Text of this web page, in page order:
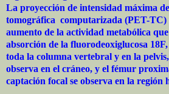
La proyección de intensidad máxima
tomográfica computarizada (PET-TC)
aumento de la actividad metabólica
absorción de la fluorodeoxiglucosa
toda la columna vertebral y en la
observa en el cráneo, y el fémur
captación focal se observa en la región